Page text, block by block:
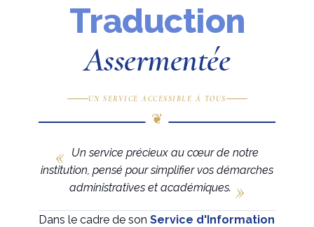
Traduction
Assermentée
UN SERVICE ACCESSIBLE À TOUS
Un service précieux au cœur de notre
institution, pensé pour simplifier vos démarches
administratives et académiques.
Dans le cadre de son Service d'Information